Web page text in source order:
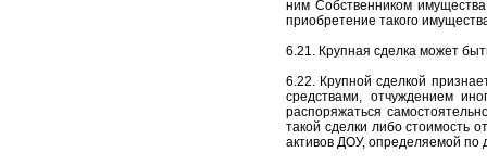
ним Собственником
приобретение такого
6.21. Крупная сделка может
6.22. Крупной сделкой
средствами, отчуждением
распоряжаться
такой сделки либо стоимость
активов ДОУ, определяемой по